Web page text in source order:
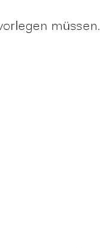
müssen.